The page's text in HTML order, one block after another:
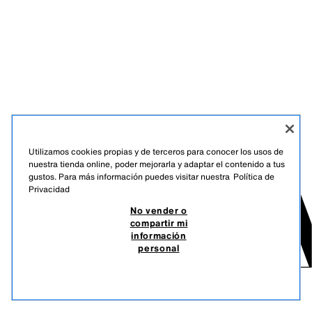
Utilizamos cookies propias y de terceros para conocer los usos de
nuestra tienda online, poder mejorarla y adaptar el contenido a tus
gustos. Para más información puedes visitar nuestra Política de
Privacidad
No vender o
compartir mi
información
personal